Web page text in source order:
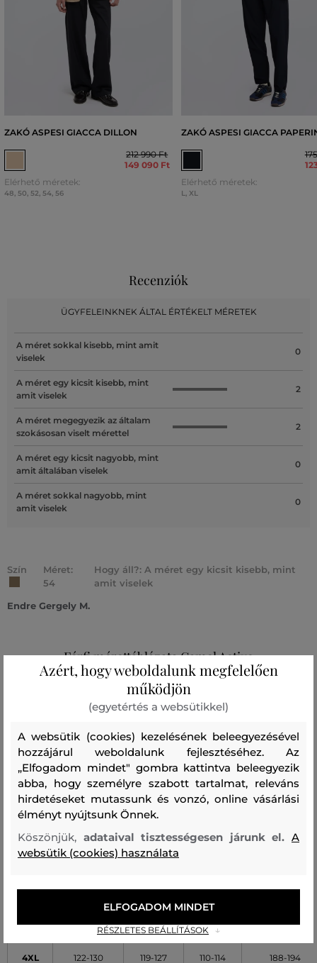
ZAKÓ ASPESI GIACCA DILLON
212 990 Ft
149 090 Ft
Elérhető méretek:
48, 50, 52, 54, 56
ZAKÓ ASPESI GIACCA
Elérhető méretek:
L, XL
Recenziók
ÜGYFELEINKNEK ÁLTAL ÉRTÉKELT MÉRETEK
A méret sokkal kisebb, mint amit
viselek
0
A méret egy kicsit kisebb, mint
amit viselek
2
A méret megegyezik az általam
szokásosan viselt mérettel
2
A méret egy kicsit nagyobb, mint
amit általában viselek
0
A méret sokkal nagyobb, mint
amit viselek
0
Szín
Méret:
54
Hogy áll?: A méret egy kicsit kisebb, mint
amit viselek
Endre Gergely M.
Férfi mérettáblázata Camel Active
(cm)
(cm)
(cm)
(cm)
S 86-94 74-82 97-101 170-176
M 94-98 82-86 99-102 174-178
L 98-106 86-94 176-182
3XL 118-122 113-117 109-112 186-190
4XL 122-130 119-127 110-114 188-194
Azért, hogy weboldalunk megfelelően
működjön
(egyetértés a websütikkel)
A websütik (cookies) kezelésének beleegyezésével
hozzájárul weboldalunk fejlesztéséhez. Az
„Elfogadom mindet" gombra kattintva beleegyezik
abba, hogy személyre szabott tartalmat, releváns
hirdetéseket mutassunk és vonzó, online vásárlási
élményt nyújtsunk Önnek.
Köszönjük, adataival tisztességesen járunk el.A
websütik (cookies) használata
RÉSZLETES BEÁLLÍTÁSOK
ELFOGADOM MINDET